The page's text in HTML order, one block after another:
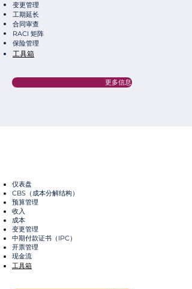
变更管理
工期延长
合同审查
RACI 矩阵
保险管理
工具箱
更多信息
仪表盘
CBS（成本分解结构）
预算管理
收入
成本
变更管理
中期付款证书（IPC）
开票管理
现金流
工具箱